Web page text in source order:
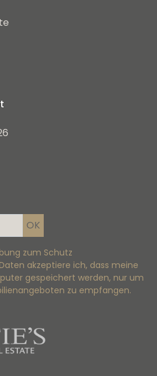
zum Schutz
akzeptiere ich, dass meine
gespeichert werden, nur um
zu empfangen.